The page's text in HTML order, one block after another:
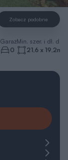
Zobacz podobne
Garaż
0
Min. szer. i dł.
21,6 x 19,2m